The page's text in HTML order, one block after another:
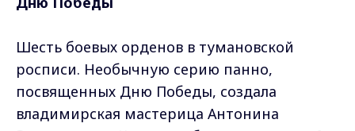
Шесть боевых орденов в тумановской
росписи. Необычную серию панно,
посвященных Дню Победы, создала
владимирская мастерица Антонина